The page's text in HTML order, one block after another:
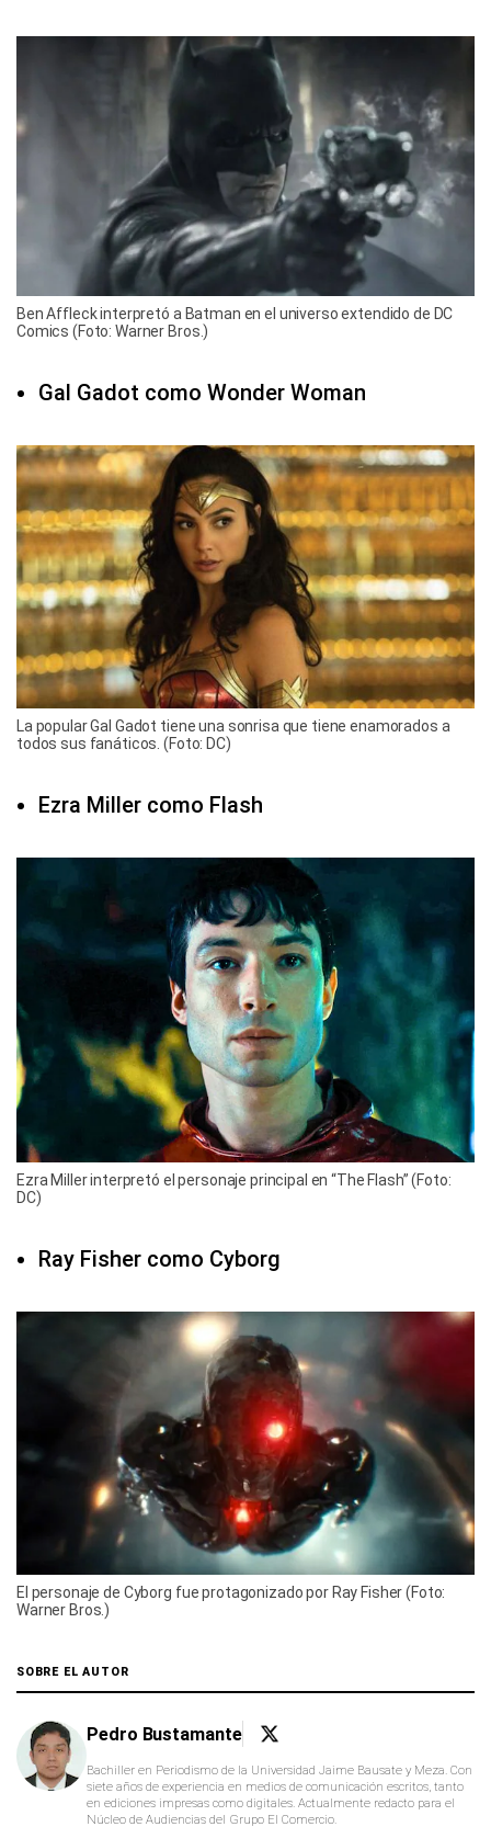
Ben Affleck interpretó a Batman en el universo extendido de DC
Comics (Foto: Warner Bros.)
Gal Gadot como Wonder Woman
La popular Gal Gadot tiene una sonrisa que tiene enamorados a
todos sus fanáticos. (Foto: DC)
Ezra Miller como Flash
Ezra Miller interpretó el personaje principal en “The Flash” (Foto:
DC)
Ray Fisher como Cyborg
El personaje de Cyborg fue protagonizado por Ray Fisher (Foto:
Warner Bros.)
SOBRE EL AUTOR
Pedro Bustamante
Bachiller en Periodismo de la Universidad Jaime Bausate y Meza. Con
siete años de experiencia en medios de comunicación escritos, tanto
en ediciones impresas como digitales. Actualmente redacto para el
Núcleo de Audiencias del Grupo El Comercio.